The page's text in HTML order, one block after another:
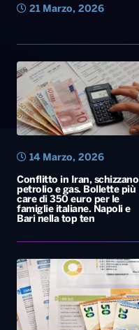
21 Marzo, 2026
Conflitto in Iran, schizzano
petrolio e gas. Bollette più
care di 350 euro per le
famiglie italiane. Napoli e
Bari nella top ten
14 Marzo, 2026